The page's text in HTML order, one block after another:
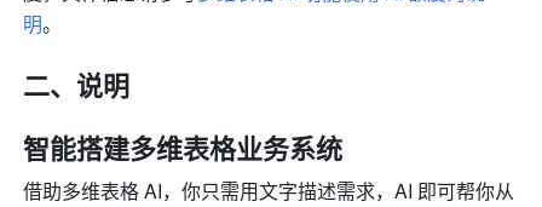
明。
二、说明
智能搭建多维表格业务系统
借助多维表格 AI，你只需用文字描述需求，AI 即可帮你从